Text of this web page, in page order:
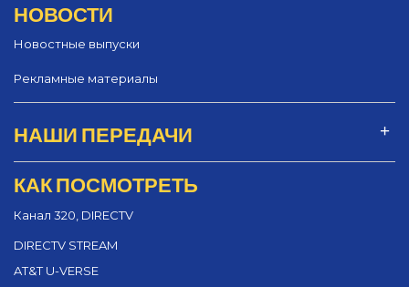
НОВОСТИ
Новостные выпуски
Рекламные материалы
НАШИ ПЕРЕДАЧИ
КАК ПОСМОТРЕТЬ
Канал 320, DIRECTV
DIRECTV STREAM
AT&T U-VERSE